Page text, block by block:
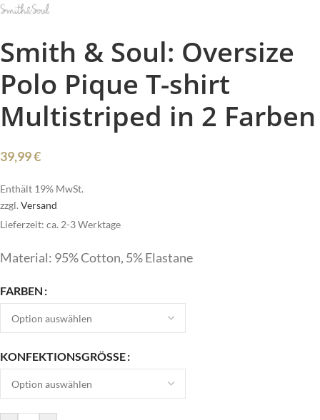
Smith & Soul: Oversize
Polo Pique T-shirt
Multistriped in 2 Farben
39,99€
Enthält 19% MwSt.
zzgl. Versand
Lieferzeit: ca. 2-3 Werktage
Material: 95% Cotton, 5% Elastane
FARBEN
KONFEKTIONSGRÖSSE